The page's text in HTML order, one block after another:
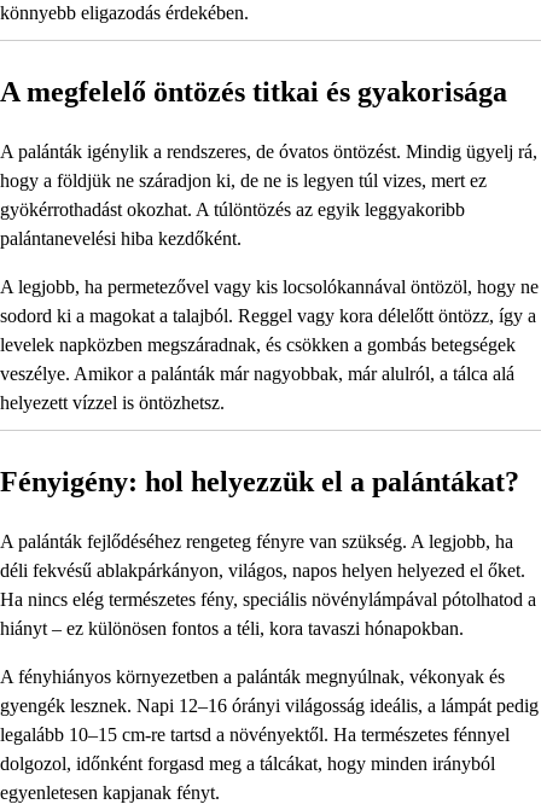
könnyebb eligazodás érdekében.
A megfelelő öntözés titkai és gyakorisága
A palánták igénylik a rendszeres, de óvatos öntözést. Mindig ügyelj rá,
hogy a földjük ne száradjon ki, de ne is legyen túl vizes, mert ez
gyökérrothadást okozhat. A túlöntözés az egyik leggyakoribb
palántanevelési hiba kezdőként.
A legjobb, ha permetezővel vagy kis locsolókannával öntözöl, hogy ne
sodord ki a magokat a talajból. Reggel vagy kora délelőtt öntözz, így a
levelek napközben megszáradnak, és csökken a gombás betegségek
veszélye. Amikor a palánták már nagyobbak, már alulról, a tálca alá
helyezett vízzel is öntözhetsz.
Fényigény: hol helyezzük el a palántákat?
A palánták fejlődéséhez rengeteg fényre van szükség. A legjobb, ha
déli fekvésű ablakpárkányon, világos, napos helyen helyezed el őket.
Ha nincs elég természetes fény, speciális növénylámpával pótolhatod a
hiányt – ez különösen fontos a téli, kora tavaszi hónapokban.
A fényhiányos környezetben a palánták megnyúlnak, vékonyak és
gyengék lesznek. Napi 12–16 órányi világosság ideális, a lámpát pedig
legalább 10–15 cm-re tartsd a növényektől. Ha természetes fénnyel
dolgozol, időnként forgasd meg a tálcákat, hogy minden irányból
egyenletesen kapjanak fényt.